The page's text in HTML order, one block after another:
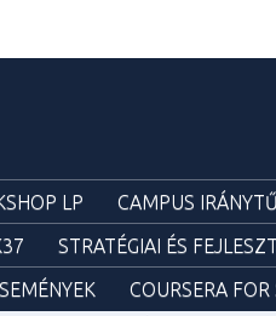
LP CAMPUS IRÁNYTŰ
STRATÉGIAI ÉS
COURSERA FOR